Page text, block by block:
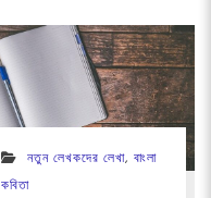
নতুন লেখকদের লেখা, বাংলা
কবিতা